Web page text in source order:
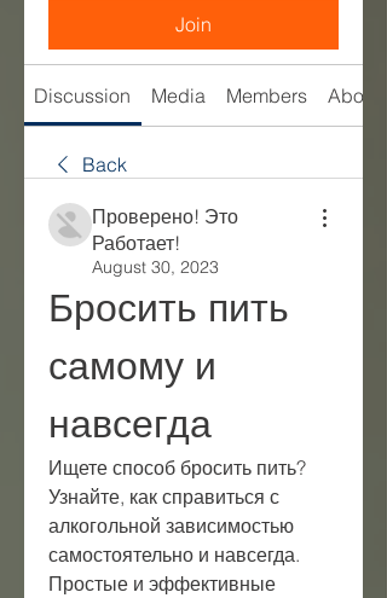
Join
Discussion Media Members About
Back
Проверено! Это
Работает!
August 30, 2023
Бросить пить
самому и
навсегда
Ищете способ бросить пить?
Узнайте, как справиться с
алкогольной зависимостью
самостоятельно и навсегда.
Простые и эффективные